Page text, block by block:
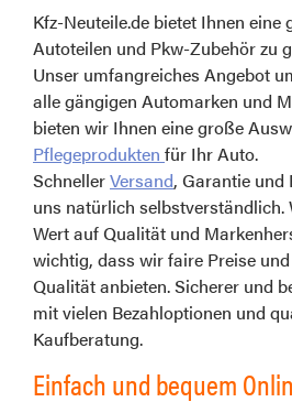
Kfz-Neuteile.de bietet Ihnen eine
Autoteilen und Pkw-Zubehör zu
Unser umfangreiches Angebot
alle gängigen Automarken und
bieten wir Ihnen eine große
Pflegeprodukten für Ihr Auto.
SchnellerVersand, Garantie und
uns natürlich selbstverständlich.
Wert auf Qualität und
wichtig, dass wir faire Preise
Qualität anbieten. Sicherer und
mit vielen Bezahloptionen und
Kaufberatung.
Einfach und bequem